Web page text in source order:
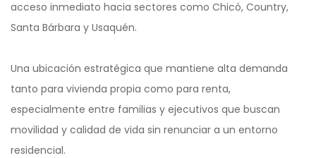
acceso inmediato hacia sectores como Chicó, Country,
Santa Bárbara y Usaquén.
Una ubicación estratégica que mantiene alta demanda
tanto para vivienda propia como para renta,
especialmente entre familias y ejecutivos que buscan
movilidad y calidad de vida sin renunciar a un entorno
residencial.